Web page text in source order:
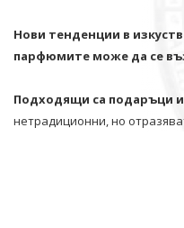
Нови тенденции в
парфюмите може да се
Подходящи са подаръци
нетрадиционни, но